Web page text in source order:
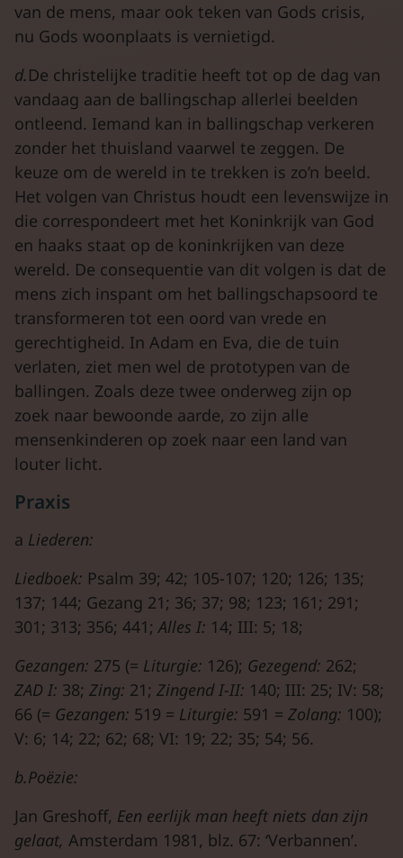
van de mens, maar ook teken van Gods crisis,
nu Gods woonplaats is vernietigd.
d.De christelijke traditie heeft tot op de dag van
vandaag aan de ballingschap allerlei beelden
ontleend. Iemand kan in ballingschap verkeren
zonder het thuisland vaarwel te zeggen. De
keuze om de wereld in te trekken is zo’n beeld.
Het volgen van Christus houdt een levenswijze in
die correspondeert met het Koninkrijk van God
en haaks staat op de koninkrijken van deze
wereld. De consequentie van dit volgen is dat de
mens zich inspant om het ballingschapsoord te
transformeren tot een oord van vrede en
gerechtigheid. In Adam en Eva, die de tuin
verlaten, ziet men wel de prototypen van de
ballingen. Zoals deze twee onderweg zijn op
zoek naar bewoonde aarde, zo zijn alle
mensenkinderen op zoek naar een land van
louter licht.
Praxis
a Liederen:
Liedboek: Psalm 39; 42; 105-107; 120; 126; 135;
137; 144; Gezang 21; 36; 37; 98; 123; 161; 291;
301; 313; 356; 441;Alles I: 14; III: 5; 18;
Gezangen: 275 (= Liturgie: 126); Gezegend: 262;
ZAD I: 38; Zing: 21; Zingend I-II: 140; III: 25; IV: 58;
66 (= Gezangen: 519 = Liturgie: 591 = Zolang: 100);
V: 6; 14; 22; 62; 68; VI: 19; 22; 35; 54; 56.
b.Poëzie:
Jan Greshoff, Een eerlijk man heeft niets dan zijn
gelaat, Amsterdam 1981, blz. 67: ‘Verbannen’.